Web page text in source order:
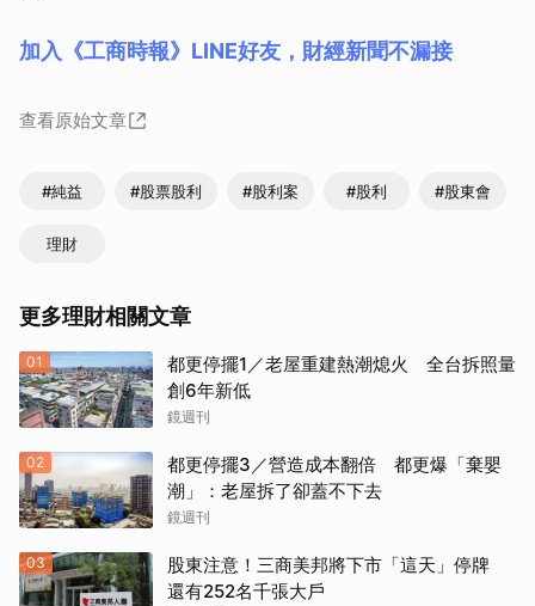
加入《工商時報》LINE好友，財經新聞不漏接
查看原始文章
#純益 #股票股利 #股利案 #股利 #股東會
理財
更多理財相關文章
01
都更停擺1／老屋重建熱潮熄火 全台拆照量
創6年新低
鏡週刊
02
都更停擺3／營造成本翻倍 都更爆「棄嬰
潮」：老屋拆了卻蓋不下去
鏡週刊
03
股東注意！三商美邦將下市「這天」停牌
還有252名千張大戶